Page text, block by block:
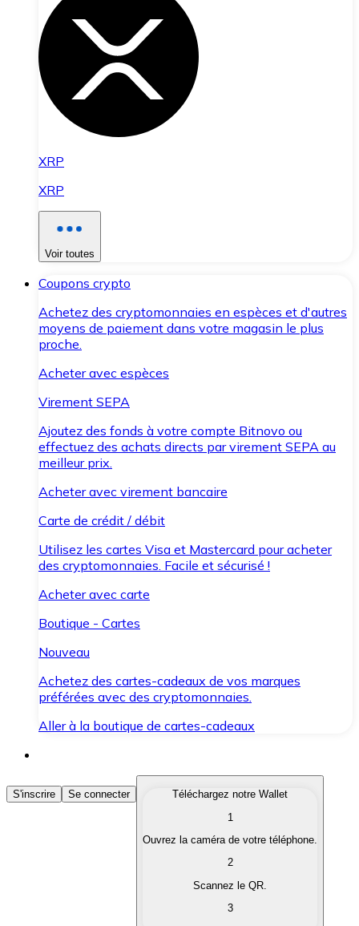
XRP
XRP
Voir toutes
Coupons crypto
Achetez des cryptomonnaies en espèces et d'autres
moyens de paiement dans votre magasin le plus
proche.
Acheter avec espèces
Virement SEPA
Ajoutez des fonds à votre compte Bitnovo ou
effectuez des achats directs par virement SEPA au
meilleur prix.
Acheter avec virement bancaire
Carte de crédit / débit
Utilisez les cartes Visa et Mastercard pour acheter
des cryptomonnaies. Facile et sécurisé !
Acheter avec carte
Boutique - Cartes
Nouveau
Achetez des cartes-cadeaux de vos marques
préférées avec des cryptomonnaies.
Aller à la boutique de cartes-cadeaux
Acheter des Cryptomonnaies
Achetez les cryptomonnaies qui vous intéressent
Convertissez vos cryptomonnaies en monnaie
S'inscrire Se connecter
Téléchargez notre Wallet
1
Ouvrez la caméra de votre téléphone.
2
Scannez le QR.
3